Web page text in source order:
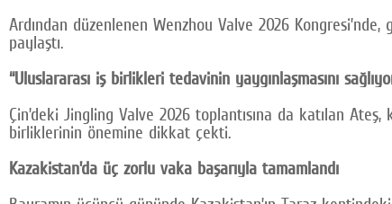
Ardından düzenlenen Wenzhou Valve 2026
paylaştı.
“Uluslararası iş birlikleri tedavinin yaygınlaşmasını
Çin’deki Jingling Valve 2026 toplantısına da katılan
birliklerinin önemine dikkat çekti.
Kazakistan’da üç zorlu vaka başarıyla tamamlandı